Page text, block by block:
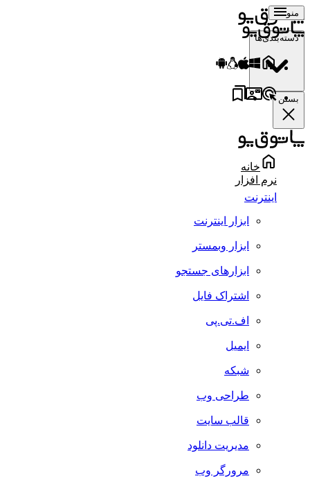
منو
دسته‌بندی‌ها
بستن
خانه
نرم افزار
اینترنت
ابزار اینترنت
ابزار وبمستر
ابزارهای جستجو
اشتراک فایل
اف.تی.پی
ایمیل
شبکه
طراحی وب
قالب سایت
مدیریت دانلود
مرورگر وب